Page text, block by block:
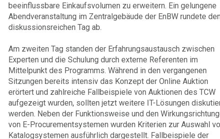
beeinflussbare Einkaufsvolumen zu erweitern. Ein gelungene
Abendveranstaltung im Zentralgebäude der EnBW rundete
diskussionsreichen Tag ab.
Am zweiten Tag standen der Erfahrungsaustausch zwischen
Experten und die Schulung durch externe Referenten im
Mittelpunkt des Programms. Während in den vergangenen
Sitzungen bereits intensiv das Konzept der Online Auktion
erörtert und zahlreiche Fallbeispiele von Auktionen des TCW
aufgezeigt wurden, sollten jetzt weitere IT-Lösungen
werden. Neben der Funktionsweise und den
von E-Procurementsystemen wurden Kriterien zur Auswahl
Katalogsystemen ausführlich dargestellt. Fallbeispiele der